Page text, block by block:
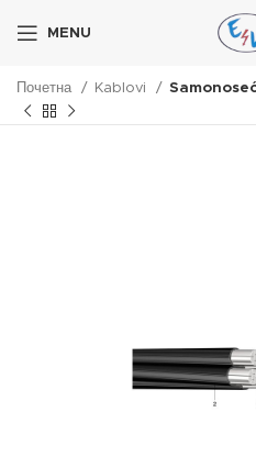
MENU
Почетна Kablovi